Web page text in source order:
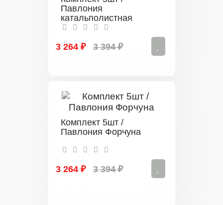
Павлония
катальполистная
3 264 ₽ 3 394 ₽
Комплект 5шт /
Павлония Форчуна
3 264 ₽ 3 394 ₽